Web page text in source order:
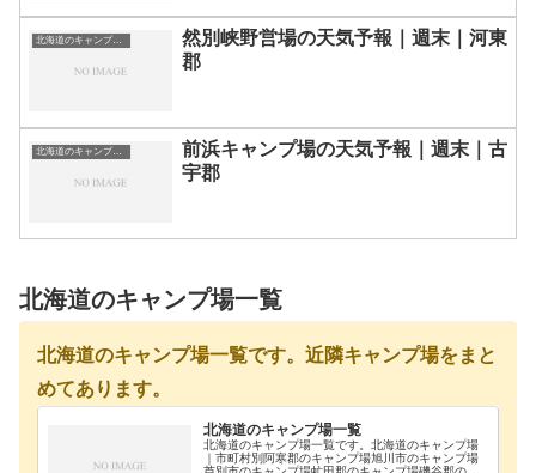
北海道のキャンプ場一覧
然別峡野営場の天気予報｜週末｜河東
郡
北海道のキャンプ場一覧
前浜キャンプ場の天気予報｜週末｜古
宇郡
北海道のキャンプ場一覧
北海道のキャンプ場一覧です。近隣キャンプ場をまと
めてあります。
北海道のキャンプ場一覧
北海道のキャンプ場一覧です。北海道のキャンプ場
｜市町村別阿寒郡のキャンプ場旭川市のキャンプ場